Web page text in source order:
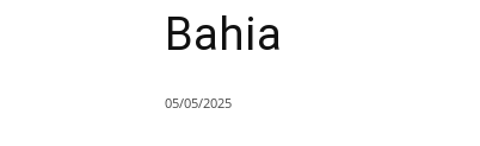
Bahia
05/05/2025